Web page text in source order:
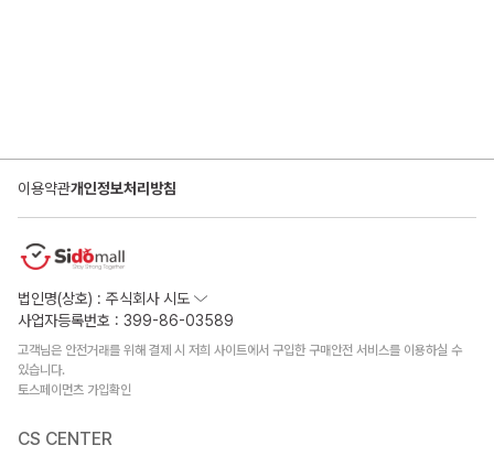
이용약관개인정보처리방침
법인명(상호) : 주식회사 시도
사업자등록번호 : 399-86-03589
고객님은 안전거래를 위해 결제 시 저희 사이트에서 구입한 구매안전 서비스를 이용하실 수
있습니다.
토스페이먼츠 가입확인
CS CENTER